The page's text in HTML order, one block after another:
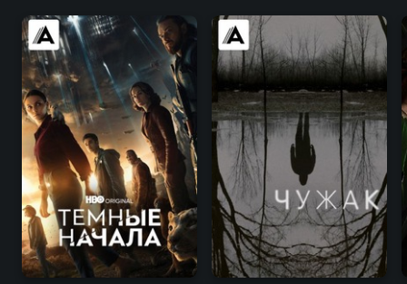
7.8 7.7 7.2 7.6